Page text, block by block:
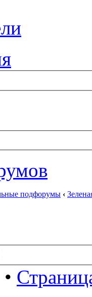
подфорумы ‹